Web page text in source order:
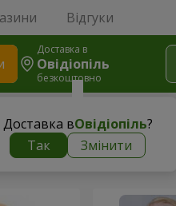
Відгуки
Доставка в
Овідіопіль
безкоштовно
Доставка вОвідіопіль?
Так
Змінити